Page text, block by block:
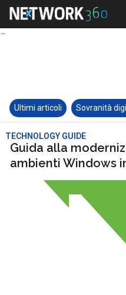
Ultimi articoli Sovranità
TECHNOLOGY GUIDE
Guida alla
ambienti Windows